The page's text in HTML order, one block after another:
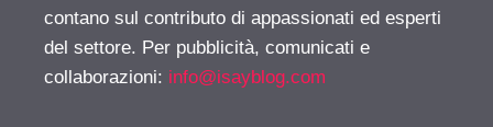
contano sul contributo di appassionati ed esperti
del settore. Per pubblicità, comunicati e
collaborazioni: info@isayblog.com